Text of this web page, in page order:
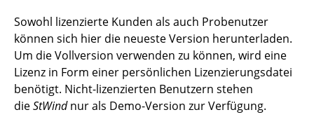
Sowohl lizenzierte Kunden als auch Probenutzer
können sich hier die neueste Version herunterladen.
Um die Vollversion verwenden zu können, wird eine
Lizenz in Form einer persönlichen Lizenzierungsdatei
benötigt. Nicht-lizenzierten Benutzern stehen
dieStWindnur als Demo-Version zur Verfügung.